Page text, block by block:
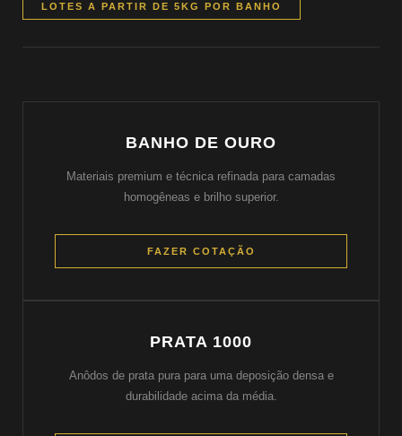
LOTES A PARTIR DE 5KG POR BANHO
BANHO DE OURO
Materiais premium e técnica refinada para camadas
homogêneas e brilho superior.
FAZER COTAÇÃO
PRATA 1000
Anôdos de prata pura para uma deposição densa e
durabilidade acima da média.